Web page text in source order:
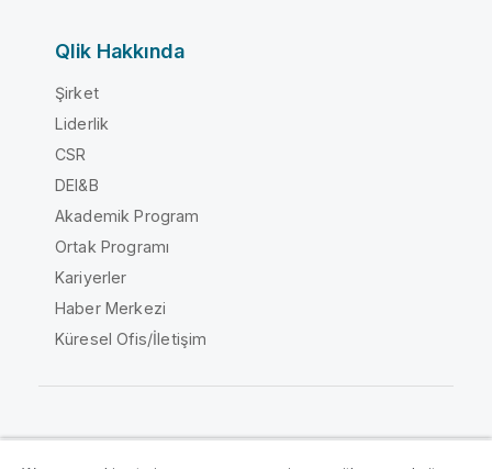
Qlik Hakkında
Şirket
Liderlik
CSR
DEI&B
Akademik Program
Ortak Programı
Kariyerler
Haber Merkezi
Küresel Ofis/İletişim